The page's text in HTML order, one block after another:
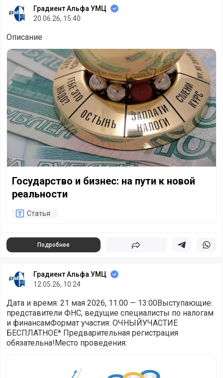
Градиент Альфа УМЦ
20.06.26, 15:40
Описание
Государство и бизнес: на пути к новой реальности
Государство и бизнес: на пути к новой
реальности
Статья
Подробнее Поделиться Поделиться в
Градиент Альфа УМЦ
12.05.26, 10:24
Дата и время: 21 мая 2026, 11:00 — 13:00Выступающие:
представители ФНС, ведущие специалисты по налогам
и финансамФормат участия: ОЧНЫЙУЧАСТИЕ
БЕСПЛАТНОЕ* Предварительная регистрация
обязательна!Место проведения: